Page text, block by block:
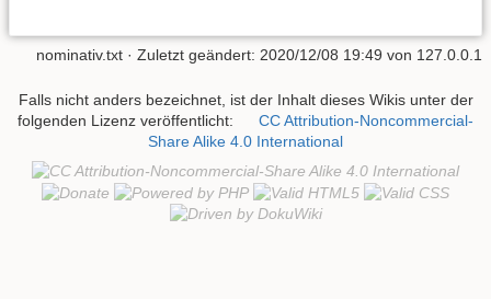
nominativ.txt · Zuletzt geändert: 2020/12/08 19:49 von 127.0.0.1
Falls nicht anders bezeichnet, ist der Inhalt dieses Wikis unter der
folgenden Lizenz veröffentlicht:
CC Attribution-Noncommercial-
Share Alike 4.0 International